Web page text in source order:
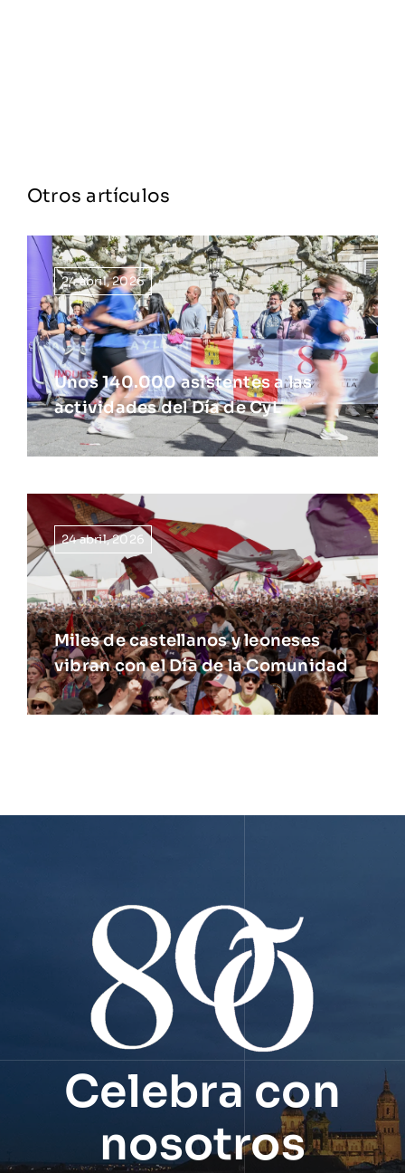
Otros artículos
24 abril, 2026
Unos 140.000 asistentes a las
actividades del Día de CyL
24 abril, 2026
Miles de castellanos y leoneses
vibran con el Día de la Comunidad
Celebra con
nosotros